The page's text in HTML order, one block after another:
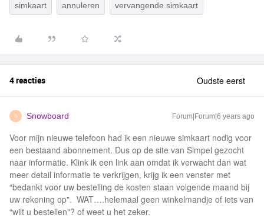
simkaart annuleren vervangende simkaart
4 reacties Oudste eerst
S Snowboard Forum|Forum|6 years ago
Voor mijn nieuwe telefoon had ik een nieuwe simkaart nodig voor
een bestaand abonnement. Dus op de site van Simpel gezocht
naar informatie. Klink ik een link aan omdat ik verwacht dan wat
meer detail informatie te verkrijgen, krijg ik een venster met
“bedankt voor uw bestelling de kosten staan volgende maand bij
uw rekening op". WAT….helemaal geen winkelmandje of iets van
“wilt u bestellen"? of weet u het zeker.